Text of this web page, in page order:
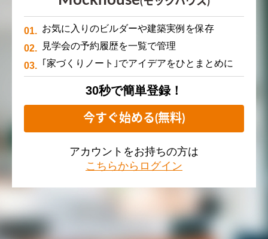
お気に入りのビルダーや建築実例を保存
見学会の予約履歴を一覧で管理
｢家づくりノート｣でアイデアをひとまとめに
30秒で簡単登録！
今すぐ始める(無料)
アカウントをお持ちの方は
こちらからログイン